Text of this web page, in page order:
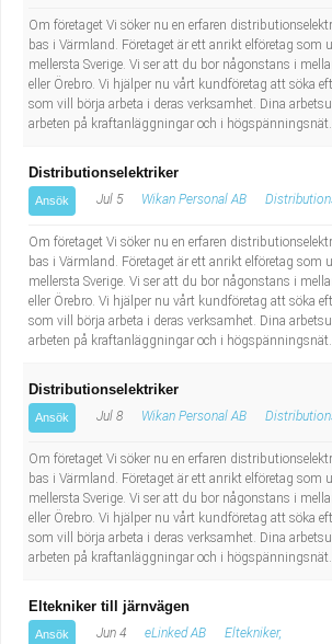
Om företaget Vi söker nu en erfaren
bas i Värmland. Företaget är ett anrikt elföretag som
mellersta Sverige. Vi ser att du bor någonstans i
eller Örebro. Vi hjälper nu vårt kundföretag att söka
som vill börja arbeta i deras verksamhet. Dina
arbeten på kraftanläggningar och i
Distributionselektriker
Ansök Jul 5 Wikan Personal AB
Om företaget Vi söker nu en erfaren
bas i Värmland. Företaget är ett anrikt elföretag som
mellersta Sverige. Vi ser att du bor någonstans i
eller Örebro. Vi hjälper nu vårt kundföretag att söka
som vill börja arbeta i deras verksamhet. Dina
arbeten på kraftanläggningar och i
Distributionselektriker
Ansök Jul 8 Wikan Personal AB
Om företaget Vi söker nu en erfaren
bas i Värmland. Företaget är ett anrikt elföretag som
mellersta Sverige. Vi ser att du bor någonstans i
eller Örebro. Vi hjälper nu vårt kundföretag att söka
som vill börja arbeta i deras verksamhet. Dina
arbeten på kraftanläggningar och i
Eltekniker till järnvägen
Ansök Jun 4 eLinked AB Eltekniker,